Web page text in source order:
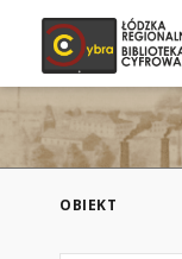
OBIEKT